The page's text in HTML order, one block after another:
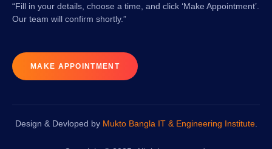
“Fill in your details, choose a time, and click ‘Make Appointment’.
Our team will confirm shortly.”
MAKE APPOINTMENT
Design & Devloped by Mukto Bangla IT & Engineering Institute.